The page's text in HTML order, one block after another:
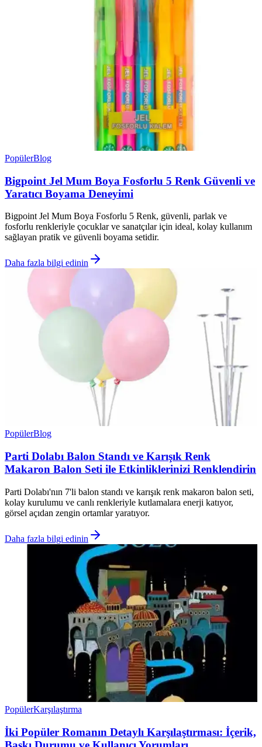
PopülerBlog
Bigpoint Jel Mum Boya Fosforlu 5 Renk Güvenli ve
Yaratıcı Boyama Deneyimi
Bigpoint Jel Mum Boya Fosforlu 5 Renk, güvenli, parlak ve
fosforlu renkleriyle çocuklar ve sanatçılar için ideal, kolay kullanım
sağlayan pratik ve güvenli boyama setidir.
Daha fazla bilgi edinin
PopülerBlog
Parti Dolabı Balon Standı ve Karışık Renk
Makaron Balon Seti ile Etkinliklerinizi Renklendirin
Parti Dolabı'nın 7'li balon standı ve karışık renk makaron balon seti,
kolay kurulumu ve canlı renkleriyle kutlamalara enerji katıyor,
görsel açıdan zengin ortamlar yaratıyor.
Daha fazla bilgi edinin
PopülerKarşılaştırma
İki Popüler Romanın Detaylı Karşılaştırması: İçerik,